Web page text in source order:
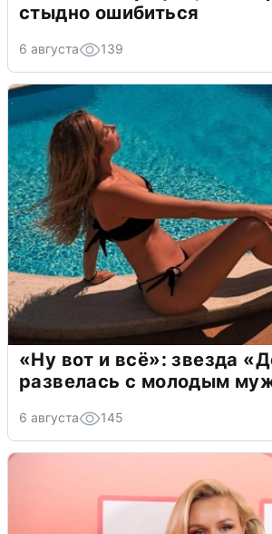
стыдно ошибиться
6 августа 139
«Ну вот и всё»: звезда
развелась с молодым
6 августа 145